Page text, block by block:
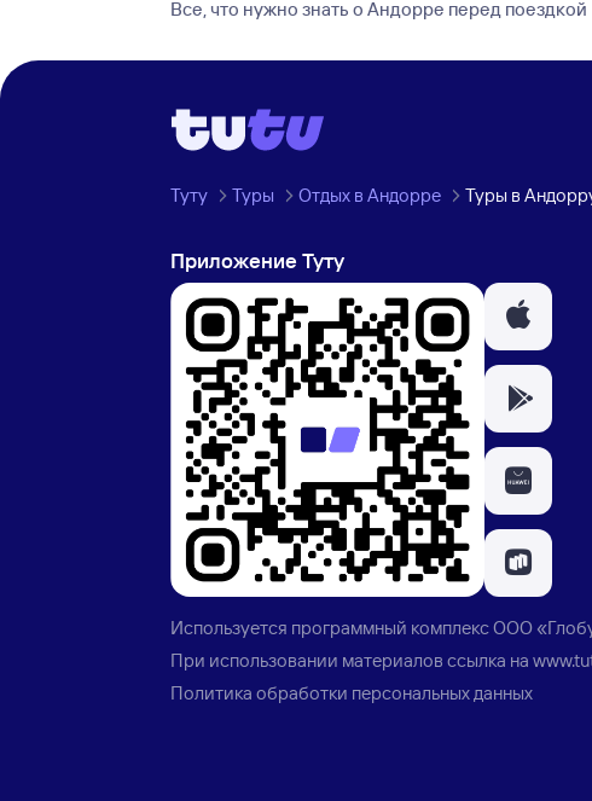
Все, что нужно знать о Андорре перед поездкой
Туту Туры Отдых в Андорре Туры в
Приложение Туту
Используется программный комплексООО
При использовании материалов ссылка на
Политика обработки персональных данных